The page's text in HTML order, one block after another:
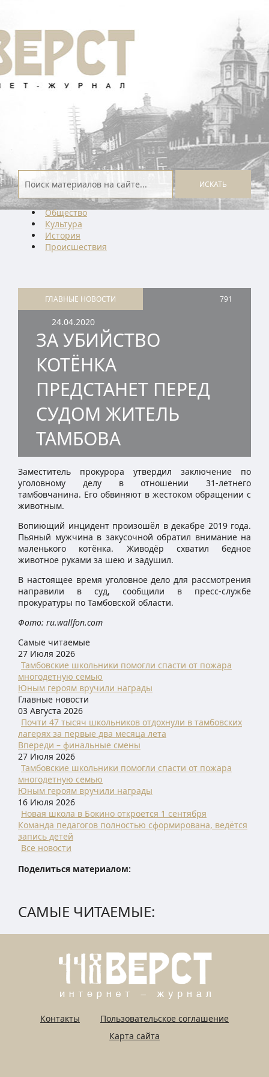
ИСКАТЬ
Общество
Культура
История
Проиcшествия
ГЛАВНЫЕ НОВОСТИ 791
24.04.2020
ЗА УБИЙСТВО
КОТЁНКА
ПРЕДСТАНЕТ ПЕРЕД
СУДОМ ЖИТЕЛЬ
ТАМБОВА
Заместитель прокурора утвердил заключение по
уголовному делу в отношении 31-летнего
тамбовчанина. Его обвиняют в жестоком обращении с
животным.
Вопиющий инцидент произошёл в декабре 2019 года.
Пьяный мужчина в закусочной обратил внимание на
маленького котёнка. Живодёр схватил бедное
животное руками за шею и задушил.
В настоящее время уголовное дело для рассмотрения
направили в суд, сообщили в пресс-службе
прокуратуры по Тамбовской области.
Фото: ru.wallfon.com
Самые читаемые
27 Июля 2026
Тамбовские школьники помогли спасти от пожара
многодетную семью
Юным героям вручили награды
Главные новости
03 Августа 2026
Почти 47 тысяч школьников отдохнули в тамбовских
лагерях за первые два месяца лета
Впереди – финальные смены
27 Июля 2026
Тамбовские школьники помогли спасти от пожара
многодетную семью
Юным героям вручили награды
16 Июля 2026
Новая школа в Бокино откроется 1 сентября
Команда педагогов полностью сформирована, ведётся
запись детей
Все новости
Поделиться материалом:
САМЫЕ ЧИТАЕМЫЕ:
Контакты
Пользовательское соглашение
Карта сайта